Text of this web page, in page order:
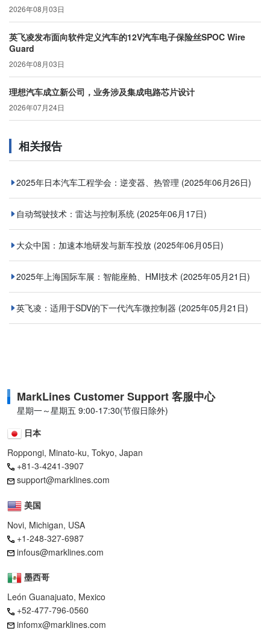
2026年08月03日
英飞凌发布面向软件定义汽车的12V汽车电子保险丝SPOC Wire
Guard
2026年08月03日
理想汽车成立新公司，业务涉及集成电路芯片设计
2026年07月24日
相关报告
2025年日本汽车工程学会：逆变器、热管理 (2025年06月26日)
自动驾驶技术：雷达与控制系统 (2025年06月17日)
大众中国：加速本地研发与新车投放 (2025年06月05日)
2025年上海国际车展：智能座舱、HMI技术 (2025年05月21日)
英飞凌：适用于SDV的下一代汽车微控制器 (2025年05月21日)
MarkLines Customer Support 客服中心
星期一～星期五 9:00-17:30(节假日除外)
日本
Roppongi, Minato-ku, Tokyo, Japan
+81-3-4241-3907
support@marklines.com
美国
Novi, Michigan, USA
+1-248-327-6987
infous@marklines.com
墨西哥
León Guanajuato, Mexico
+52-477-796-0560
infomx@marklines.com